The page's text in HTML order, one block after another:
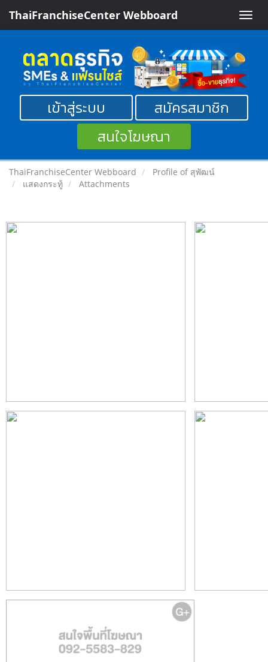
Toggle
ThaiFranchiseCenter Webboard
เข้าสู่ระบบ
สมัครสมาชิก
สนใจโฆษณา
ThaiFranchiseCenter Webboard
Profile of สุพัฒน์
แสดงกระทู้
Attachments